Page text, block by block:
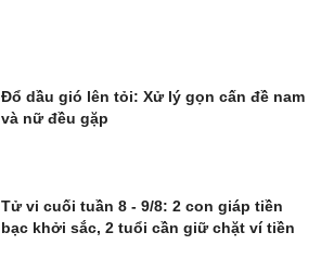
Đổ dầu gió lên tỏi: Xử lý gọn cấn đề nam
và nữ đều gặp
Tử vi cuối tuần 8 - 9/8: 2 con giáp tiền
bạc khởi sắc, 2 tuổi cần giữ chặt ví tiền